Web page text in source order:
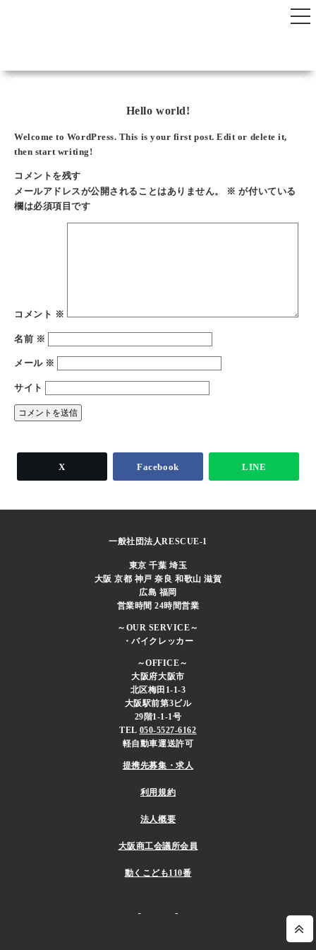
Hello world!
Welcome to WordPress. This is your first post. Edit or delete it,
then start writing!
コメントを残す
メールアドレスが公開されることはありません。
※ が付いている
欄は必須項目です
コメント ※
名前 ※
メール ※
サイト
X Facebook LINE
一般社団法人RESCUE-1
東京 千葉 埼玉
大阪 京都 神戸 奈良 和歌山 滋賀
広島 福岡
営業時間 24時間営業
～OUR SERVICE～
・バイクレッカー
～OFFICE～
大阪府大阪市
北区梅田1-1-3
大阪駅前第3ビル
29階1-1-1号​
TEL 050-5527-6162
軽自動車運送許可
提携先募集・求人
利用規約
法人概要
大阪商工会議所会員
動くこども110番